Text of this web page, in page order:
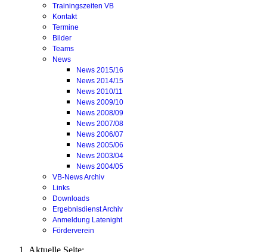
Trainingszeiten VB
Kontakt
Termine
Bilder
Teams
News
News 2015/16
News 2014/15
News 2010/11
News 2009/10
News 2008/09
News 2007/08
News 2006/07
News 2005/06
News 2003/04
News 2004/05
VB-News Archiv
Links
Downloads
Ergebnisdienst Archiv
Anmeldung Latenight
Förderverein
Aktuelle Seite: